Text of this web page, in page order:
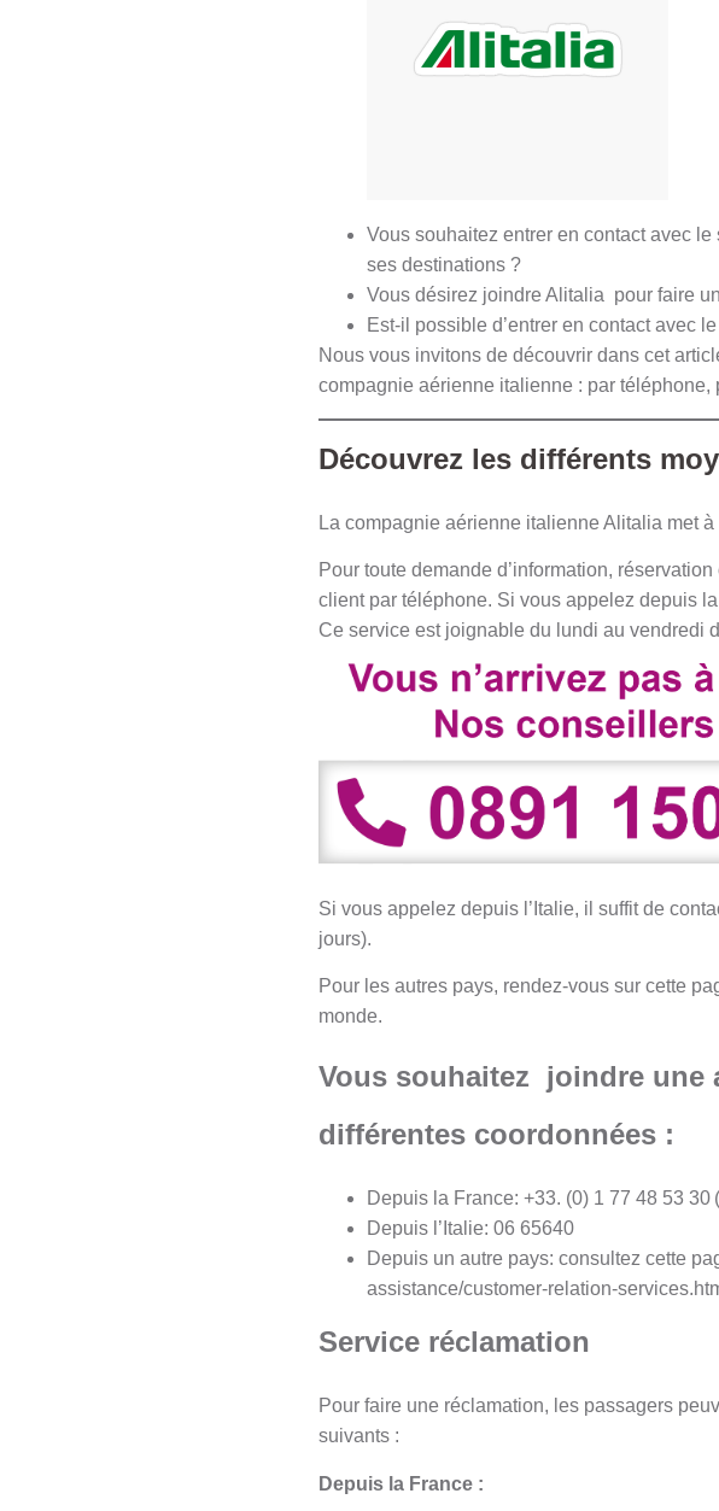
Vous souhaitez entrer en contact avec
ses destinations ?
Vous désirez joindre Alitalia pour faire
Est-il possible d’entrer en contact avec
Nous vous invitons de découvrir dans cet
compagnie aérienne italienne : par
Découvrez les différents
La compagnie aérienne italienne Alitalia met
Pour toute demande d’information,
client par téléphone. Si vous appelez depuis
Ce service est joignable du lundi au vendredi
Si vous appelez depuis l’Italie, il suffit de
jours).
Pour les autres pays, rendez-vous sur cette
monde.
Vous souhaitez joindre une
différentes coordonnées :
Depuis la France: +33. (0) 1 77 48 53 30
Depuis l’Italie: 06 65640
Depuis un autre pays: consultez cette
assistance/customer-relation-
Service réclamation
Pour faire une réclamation, les passagers
suivants :
Depuis la France :